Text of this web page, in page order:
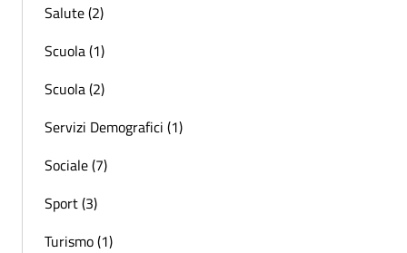
Salute (2)
Scuola (1)
Scuola (2)
Servizi Demografici (1)
Sociale (7)
Sport (3)
Turismo (1)